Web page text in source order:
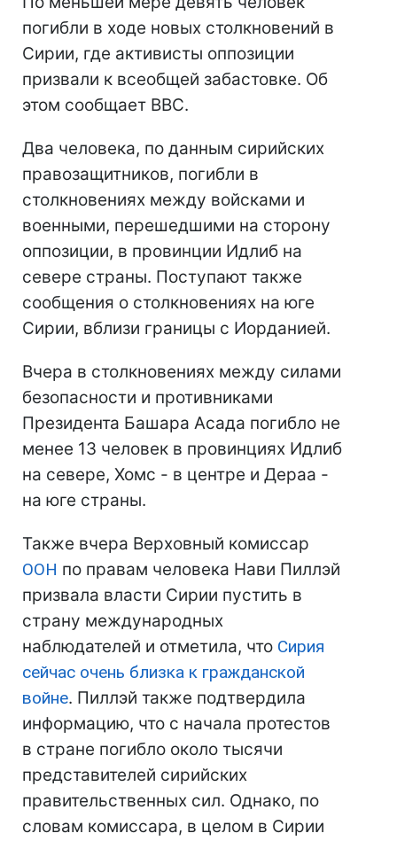
погибли в ходе новых столкновений в
Сирии, где активисты оппозиции
призвали к всеобщей забастовке. Об
этом сообщает BBC.
Два человека, по данным сирийских
правозащитников, погибли в
столкновениях между войсками и
военными, перешедшими на сторону
оппозиции, в провинции Идлиб на
севере страны. Поступают также
сообщения о столкновениях на юге
Сирии, вблизи границы с Иорданией.
Вчера в столкновениях между силами
безопасности и противниками
Президента Башара Асада погибло не
менее 13 человек в провинциях Идлиб
на севере, Хомс - в центре и Дераа -
на юге страны.
Также вчера Верховный комиссар
ООН по правам человека Нави Пиллэй
призвала власти Сирии пустить в
страну международных
наблюдателей и отметила, что Сирия
сейчас очень близка к гражданской
войне. Пиллэй также подтвердила
информацию, что с начала протестов
в стране погибло около тысячи
представителей сирийских
правительственных сил. Однако, по
словам комиссара, в целом в Сирии